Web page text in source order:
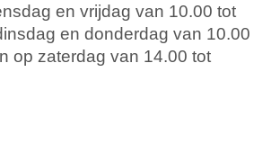
en vrijdag van 10.00 tot
en donderdag van 10.00
op zaterdag van 14.00 tot